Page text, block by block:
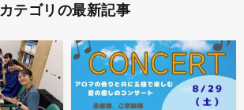
カテゴリの最新記事